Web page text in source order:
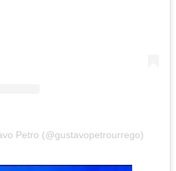
Petro (@gustavopetrourrego)